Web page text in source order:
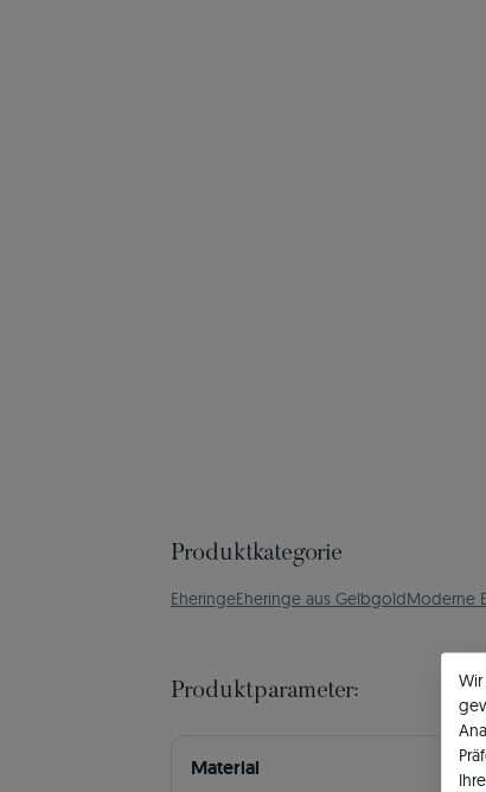
Produktkategorie
EheringeEheringe aus GelbgoldModerne
Produktparameter:
Material